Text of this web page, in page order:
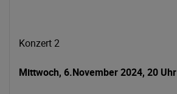
Konzert 2
Mittwoch, 6.November 2024, 20 Uhr